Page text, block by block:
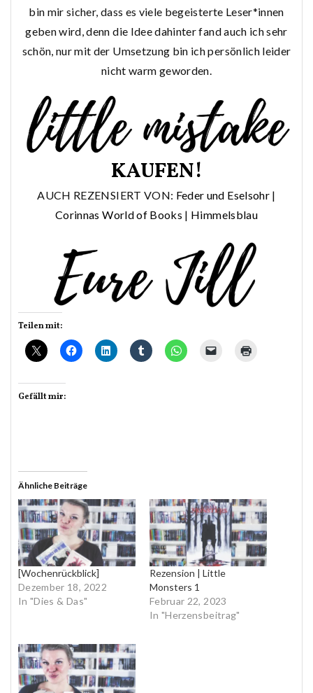
bin mir sicher, dass es viele begeisterte Leser*innen
geben wird, denn die Idee dahinter fand auch ich sehr
schön, nur mit der Umsetzung bin ich persönlich leider
nicht warm geworden.
KAUFEN!
AUCH REZENSIERT VON: Feder und Eselsohr|
Corinnas World of Books | Himmelsblau
Teilen mit:
Gefällt mir:
Ähnliche Beiträge
[Wochenrückblick]
Dezember 18, 2022
In "Dies & Das"
Rezension | Little
Monsters 1
Februar 22, 2023
In "Herzensbeitrag"